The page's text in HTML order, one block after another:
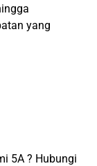
yang
5A ? Hubungi